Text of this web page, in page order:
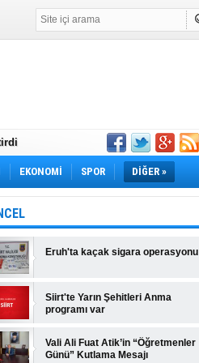
İş Arayanlar
Açıklandı!
Fiyatlar ve
EKONOMİ SPOR DİĞER »
Eruh'ta kaçak sigara operasyonu
Siirt'te Yarın Şehitleri Anma
programı var
Vali Ali Fuat Atik’in “Öğretmenler
Günü” Kutlama Mesajı